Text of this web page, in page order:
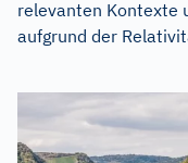
relevanten Kontexte
aufgrund der